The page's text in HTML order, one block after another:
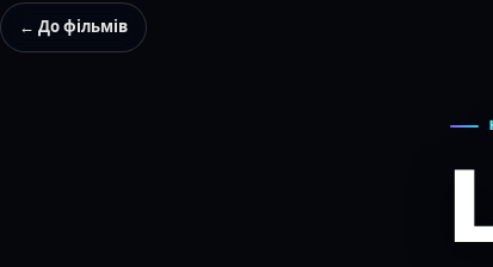
← До фільмів